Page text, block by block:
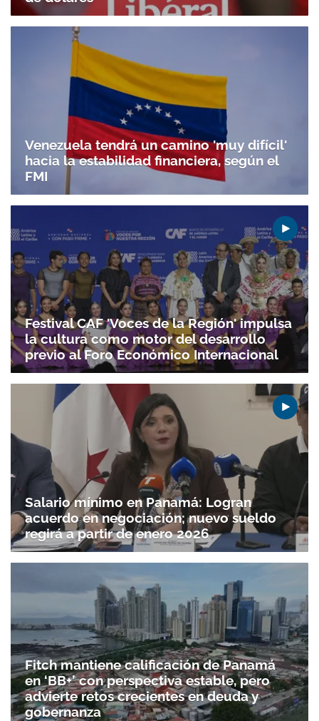
Venezuela tendrá un camino 'muy difícil'
hacia la estabilidad financiera, según el
FMI
Festival CAF 'Voces de la Región' impulsa
la cultura como motor del desarrollo
previo al Foro Económico Internacional
Salario mínimo en Panamá: Logran
acuerdo en negociación; nuevo sueldo
regirá a partir de enero 2026
Fitch mantiene calificación de Panamá
en ‘BB+’ con perspectiva estable, pero
advierte retos crecientes en deuda y
gobernanza